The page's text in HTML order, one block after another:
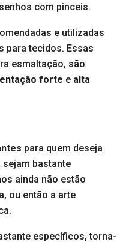
com pinceis.
e utilizadas
para tecidos. Essas
esmaltação, são
forte e alta
para quem deseja
sejam bastante
ainda não estão
ou então a arte
específicos, torna-